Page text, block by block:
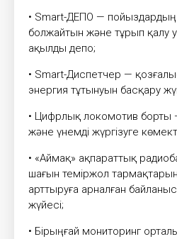
• Smart-ДЕПО —
болжайтын және тұрып қалу
ақылды депо;
• Smart-Диспетчер —
энергия тұтынуын басқару
• Цифрлық локомотив борты
және үнемді жүргізуге
• «Аймақ» ақпараттық
шағын теміржол
арттыруға арналған
жүйесі;
• Бірыңғай мониторинг